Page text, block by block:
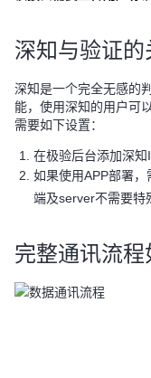
深知与验证的
深知是一个完全无感的
能，使用深知的用户可
需要如下设置：
在极验后台添加深知
如果使用APP部署，
端及server不需要特
完整通讯流程